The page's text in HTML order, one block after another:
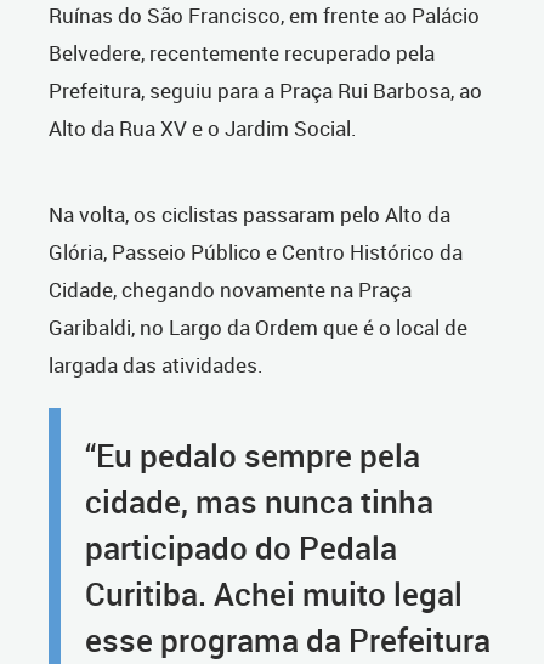
Ruínas do São Francisco, em frente ao Palácio
Belvedere, recentemente recuperado pela
Prefeitura, seguiu para a Praça Rui Barbosa, ao
Alto da Rua XV e o Jardim Social.
Na volta, os ciclistas passaram pelo Alto da
Glória, Passeio Público e Centro Histórico da
Cidade, chegando novamente na Praça
Garibaldi, no Largo da Ordem que é o local de
largada das atividades.
“Eu pedalo sempre pela
cidade, mas nunca tinha
participado do Pedala
Curitiba. Achei muito legal
esse programa da Prefeitura